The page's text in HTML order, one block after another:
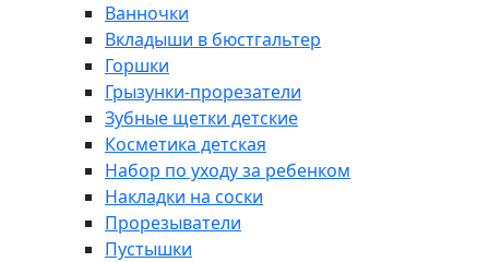
Ванночки
Вкладыши в бюстгальтер
Горшки
Грызунки-прорезатели
Зубные щетки детские
Косметика детская
Набор по уходу за ребенком
Накладки на соски
Прорезыватели
Пустышки